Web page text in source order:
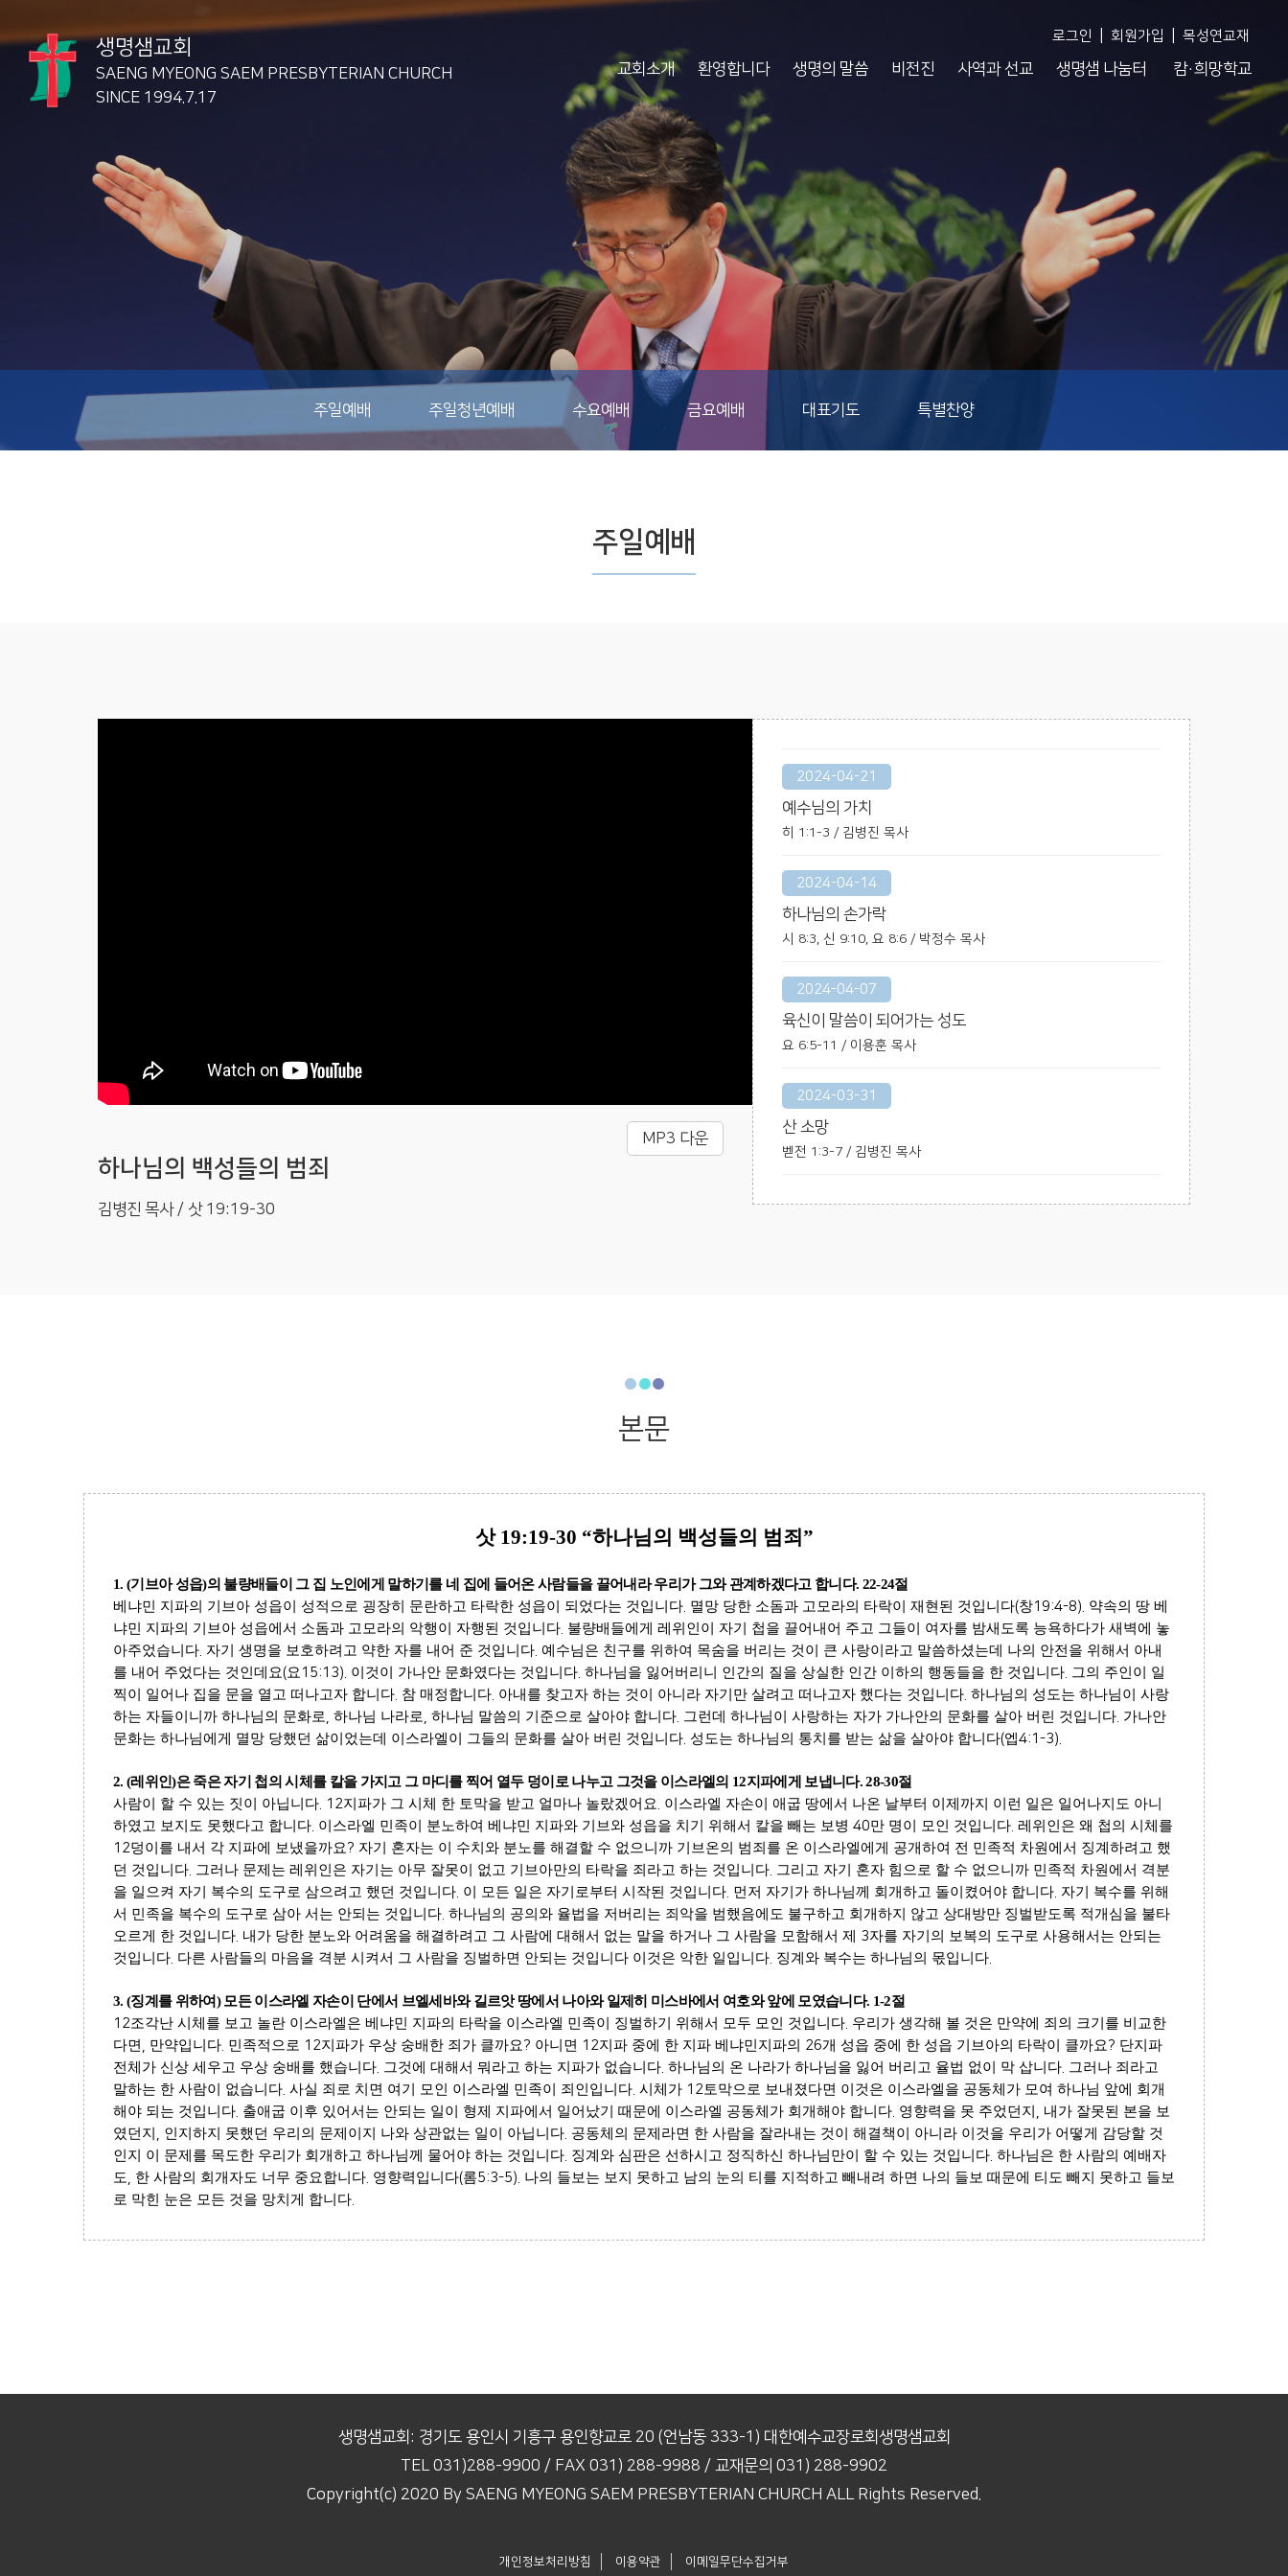
생명샘교회
SAENG MYEONG SAEM PRESBYTERIAN CHURCH
SINCE 1994.7.17
교회소개 환영합니다 생명의 말씀 비전진 사역과 선교 생명샘 나눔터 캄·희망학교
로그인 회원가입 목성연교재
주일예배 주일청년예배 수요예배 금요예배 대표기도 특별찬양
주일예배
MP3 다운
하나님의 백성들의 범죄
김병진 목사 / 삿 19:19-30
2024-04-21
예수님의 가치
히 1:1-3 / 김병진 목사
2024-04-14
하나님의 손가락
시 8:3, 신 9:10, 요 8:6 / 박정수 목사
2024-04-07
육신이 말씀이 되어가는 성도
요 6:5-11 / 이용훈 목사
2024-03-31
산 소망
벧전 1:3-7 / 김병진 목사
본문
삿 19:19-30 “하나님의 백성들의 범죄 ”
1. (기브아 성읍)의 불량배들이 그 집 노인에게 말하기를 네 집에 들어온 사람들을 끌어내라 우리가 그와 관계하겠다고 합니다. 22-24절
베냐민 지파의 기브아 성읍이 성적으로 굉장히 문란하고 타락한 성읍이 되었다는 것입니다 멸망 당한 소돔과 고모라의 타락이 재현된 것입니다(창19:4-8). 약속의 땅 베
냐민 지파의 기브아 성읍에서 소돔과 고모라의 악행이 자행된 것입니다 불량배들에게 레위인이 자기 첩을 끌어내어 주고 그들이 여자를 밤새도록 능욕하다가 새벽에 놓
아주었습니다 자기 생명을 보호하려고 약한 자를 내어 준 것입니다 예수님은 친구를 위하여 목숨을 버리는 것이 큰 사랑이라고 말씀하셨는데 나의 안전을 위해서 아내
를 내어 주었다는 것인데요(요 15:13). 이것이 가나안 문화였다는 것입니다 하나님을 잃어버리니 인간의 질을 상실한 인간 이하의 행동들을 한 것입니다 그의 주인이 일
찍이 일어나 집을 문을 열고 떠나고자 합니다 참 매정합니다 아내를 찾고자 하는 것이 아니라 자기만 살려고 떠나고자 했다는 것입니다 하나님의 성도는 하나님이 사랑
하는 자들이니까 하나님의 문화로
하나님 나라로 하나님 말씀의 기준으로 살아야 합니다 그런데 하나님이 사랑하는 자가 가나안의 문화를 살아 버린 것입니다 가나안
문화는 하나님에게 멸망 당했던 삶이었는데 이스라엘이 그들의 문화를 살아 버린 것입니다 성도는 하나님의 통치를 받는 삶을 살아야 합니다(엡4:1-3).
2. (레위인)은 죽은 자기 첩의 시체를 칼을 가지고 그 마디를 찍어 열두 덩이로 나누고 그것을 이스라엘의 12지파에게 보냅니다. 28-30절
사람이 할 수 있는 짓이 아닙니다 . 12지파가 그 시체 한 토막을 받고 얼마나 놀랐겠어요
이스라엘 자손이 애굽 땅에서 나온 날부터 이제까지 이런 일은 일어나지도 아니
하였고 보지도 못했다고 합니다 이스라엘 민족이 분노하여 베냐민 지파와 기브와 성읍을 치기 위해서 칼을 빼는 보병 40만 명이 모인 것입니다 레위인은 왜 첩의 시체를
12덩이를 내서 각 지파에 보냈을까요? 자기 혼자는 이 수치와 분노를 해결할 수 없으니까 기브온의 범죄를 온 이스라엘에게 공개하여 전 민족적 차원에서 징계하려고 했
던 것입니다 그러나 문제는 레위인은 자기는 아무 잘못이 없고 기브아만의 타락을 죄라고 하는 것입니다 그리고 자기 혼자 힘으로 할 수 없으니까 민족적 차원에서 격분
을 일으켜 자기 복수의 도구로 삼으려고 했던 것입니다 이 모든 일은 자기로부터 시작된 것입니다 먼저 자기가 하나님께 회개하고 돌이켰어야 합니다 자기 복수를 위해
서 민족을 복수의 도구로 삼아 서는 안되는 것입니다 하나님의 공의와 율법을 저버리는 죄악을 범했음에도 불구하고 회개하지 않고 상대방만 징벌받도록 적개심을 불타
오르게 한 것입니다 내가 당한 분노와 어려움을 해결하려고 그 사람에 대해서 없는 말을 하거나 그 사람을 모함해서 제 3자를 자기의 보복의 도구로 사용해서는 안되는
것입니다 다른 사람들의 마음을 격분 시켜서 그 사람을 징벌하면 안되는 것입니다 이것은 악한 일입니다 징계와 복수는 하나님의 몫입니다
3. (징계를 위하여) 모든 이스라엘 자손이 단에서 브엘세바와 길르앗 땅에서 나아와 일제히 미스바에서 여호와 앞에 모였습니다. 1-2절
12조각난 시체를 보고 놀란 이스라엘은 베냐민 지파의 타락을 이스라엘 민족이 징벌하기 위해서 모두 모인 것입니다 우리가 생각해 볼 것은 만약에 죄의 크기를 비교한
다면
만약입니다 민족적으로 12지파가 우상 숭배한 죄가 클까요? 아니면 12지파 중에 한 지파 베냐민지파의 26개 성읍 중에 한 성읍 기브아의 타락이 클까요? 단지파
전체가 신상 세우고 우상 숭배를 했습니다 그것에 대해서 뭐라고 하는 지파가 없습니다 하나님의 온 나라가 하나님을 잃어 버리고 율법 없이 막 삽니다 그러나 죄라고
말하는 한 사람이 없습니다 사실 죄로 치면 여기 모인 이스라엘 민족이 죄인입니다 시체가 12토막으로 보내졌다면 이것은 이스라엘을 공동체가 모여 하나님 앞에 회개
해야 되는 것입니다 출애굽 이후 있어서는 안되는 일이 형제 지파에서 일어났기 때문에 이스라엘 공동체가 회개해야 합니다 영향력을 못 주었던지
내가 잘못된 본을 보
였던지
인지하지 못했던 우리의 문제이지 나와 상관없는 일이 아닙니다 공동체의 문제라면 한 사람을 잘라내는 것이 해결책이 아니라 이것을 우리가 어떻게 감당할 것
인지 이 문제를 목도한 우리가 회개하고 하나님께 물어야 하는 것입니다 징계와 심판은 선하시고 정직하신 하나님만이 할 수 있는 것입니다 하나님은 한 사람의 예배자
도
한 사람의 회개자도 너무 중요합니다 영향력입니다(롬5:3-5). 나의 들보는 보지 못하고 남의 눈의 티를 지적하고 빼내려 하면 나의 들보 때문에 티도 빼지 못하고 들보
로 막힌 눈은 모든 것을 망치게 합니다
생명샘교회: 경기도 용인시 기흥구 용인향교로 20 (언남동 333-1) 대한예수교장로회생명샘교회
TEL 031)288-9900 / FAX 031) 288-9988 / 교재문의 031) 288-9902
Copyright(c) 2020 By SAENG MYEONG SAEM PRESBYTERIAN CHURCH ALL Rights Reserved.
개인정보처리방침 이용약관 이메일무단수집거부